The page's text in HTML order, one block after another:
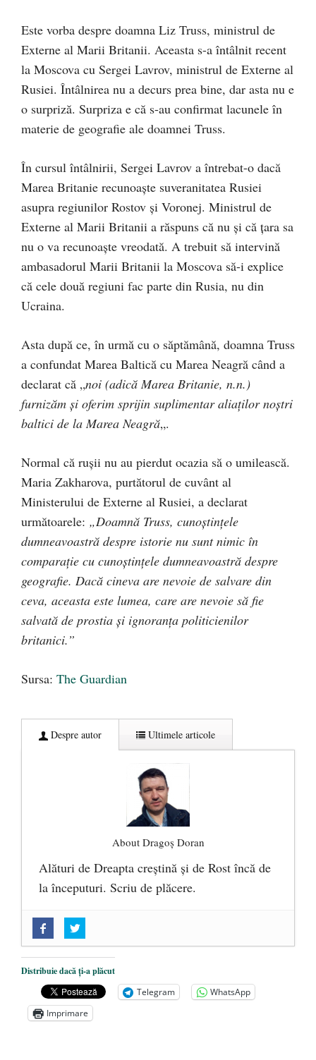
Este vorba despre doamna Liz Truss, ministrul de
Externe al Marii Britanii. Aceasta s-a întâlnit recent
la Moscova cu Sergei Lavrov, ministrul de Externe al
Rusiei. Întâlnirea nu a decurs prea bine, dar asta nu e
o surpriză. Surpriza e că s-au confirmat lacunele în
materie de geografie ale doamnei Truss.
În cursul întâlnirii, Sergei Lavrov a întrebat-o dacă
Marea Britanie recunoaște suveranitatea Rusiei
asupra regiunilor Rostov și Voronej. Ministrul de
Externe al Marii Britanii a răspuns că nu și că țara sa
nu o va recunoaște vreodată. A trebuit să intervină
ambasadorul Marii Britanii la Moscova să-i explice
că cele două regiuni fac parte din Rusia, nu din
Ucraina.
Asta după ce, în urmă cu o săptămână, doamna Truss
a confundat Marea Baltică cu Marea Neagră când a
declarat că „noi (adică Marea Britanie, n.n.)
furnizăm și oferim sprijin suplimentar aliaților noștri
baltici de la Marea Neagră„.
Normal că rușii nu au pierdut ocazia să o umilească.
Maria Zakharova, purtătorul de cuvânt al
Ministerului de Externe al Rusiei, a declarat
următoarele: „Doamnă Truss, cunoștințele
dumneavoastră despre istorie nu sunt nimic în
comparație cu cunoștințele dumneavoastră despre
geografie. Dacă cineva are nevoie de salvare din
ceva, aceasta este lumea, care are nevoie să fie
salvată de prostia și ignoranța politicienilor
britanici.”
Sursa: The Guardian
Despre autor Ultimele articole
About Dragoș Doran
Alături de Dreapta creștină și de Rost încă de
la începuturi. Scriu de plăcere.
„Acum nu e momentul”
O nouă autostradă distruge pădurea
amazoniană, pentru summitul climatic
COP30 - 14 martie 2025
Alegeri controlate
Distribuie dacă ți-a plăcut
Telegram
WhatsApp
Imprimare